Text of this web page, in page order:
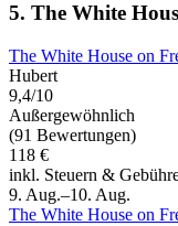
5. The White
The White House on
Hubert
9,4/10
Außergewöhnlich
(91 Bewertungen)
118 €
inkl. Steuern &
9. Aug.–10. Aug.
The White House on